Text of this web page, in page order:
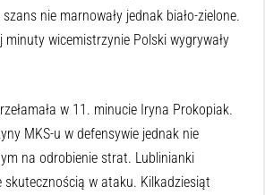
nie marnowały jednak biało-zielone.
minuty wicemistrzynie Polski wygrywały
w 11. minucie Iryna Prokopiak.
MKS-u w defensywie jednak nie
na odrobienie strat. Lublinianki
skutecznością w ataku. Kilkadziesiąt